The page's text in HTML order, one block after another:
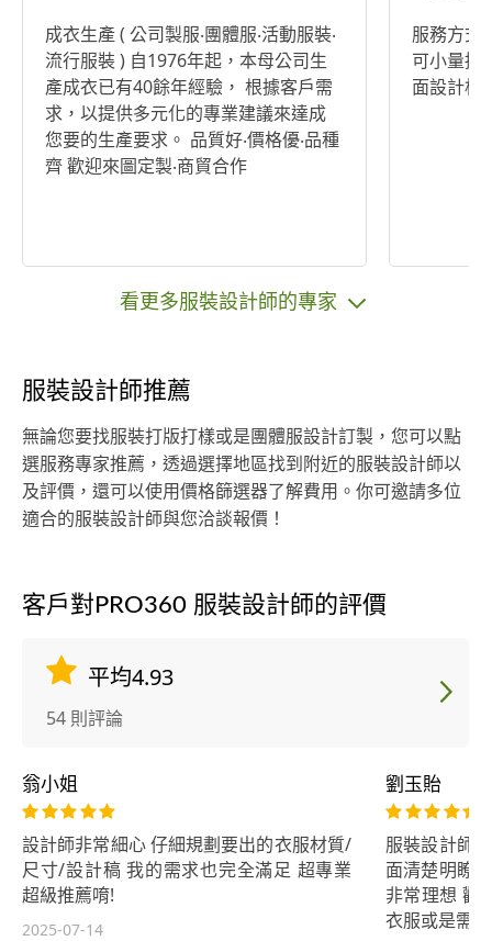
成衣生產 ( 公司製服‧團體服‧活動服裝‧
流行服裝 ) 自1976年起，本母公司生
產成衣已有40餘年經驗， 根據客戶需
求，以提供多元化的專業建議來達成
您要的生產要求。 品質好‧價格優‧品種
齊 歡迎來圖定製‧商貿合作
服務方式
可小量接
面設計相
看更多服裝設計師的專家
服裝設計師推薦
無論您要找服裝打版打樣或是團體服設計訂製，您可以點
選服務專家推薦，透過選擇地區找到附近的服裝設計師以
及評價，還可以使用價格篩選器了解費用。你可邀請多位
適合的服裝設計師與您洽談報價！
客戶對PRO360 服裝設計師的評價
平均4.93
54 則評論
翁小姐
設計師非常細心 仔細規劃要出的衣服材質/
尺寸/設計稿 我的需求也完全滿足 超專業
超級推薦唷!
2025-07-14
劉玉貽
服裝設計師
面清楚明瞭
非常理想 歡
衣服或是需